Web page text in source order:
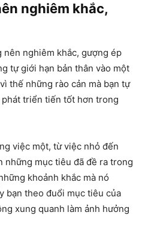
nghiêm khắc,
nghiêm khắc, gượng ép
tự giới hạn bản thân vào một
thế những rào cản mà bạn tự
triển tiến tốt hơn trong
việc một, từ việc nhỏ đến
những mục tiêu đã đề ra trong
khoảnh khắc mà nó
bạn theo đuổi mục tiêu của
xung quanh làm ảnh hưởng